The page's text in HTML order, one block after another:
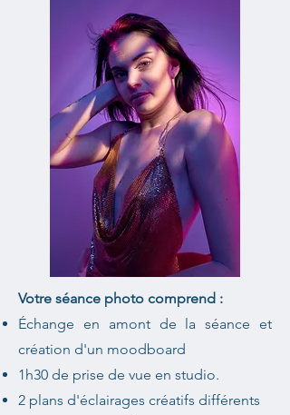
Votre séance photo comprend :
Échange en amont de la séance et
création d'un moodboard
1h30 de prise de vue en studio.
2 plans d'éclairages créatifs différents